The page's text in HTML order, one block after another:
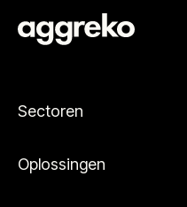
Sectoren
Oplossingen